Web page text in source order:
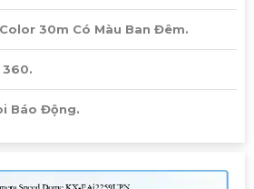
30m Có Màu Ban Đêm.
360.
Báo Động.